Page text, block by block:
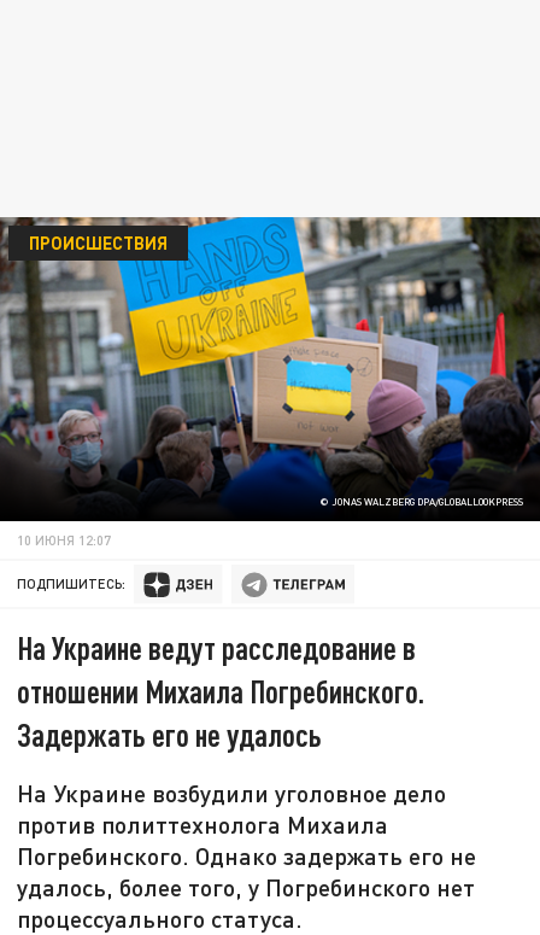
© JONAS WALZBERG DPA/GLOBALLOOKPRESS
ПРОИСШЕСТВИЯ
10 ИЮНЯ 12:07
ПОДПИШИТЕСЬ:
На Украине ведут расследование в
отношении Михаила Погребинского.
Задержать его не удалось
На Украине возбудили уголовное дело
против политтехнолога Михаила
Погребинского. Однако задержать его не
удалось, более того, у Погребинского нет
процессуального статуса.